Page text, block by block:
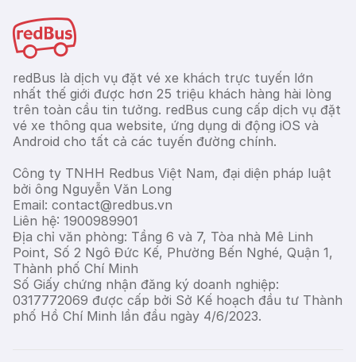
redBus là dịch vụ đặt vé xe khách trực tuyến lớn
nhất thế giới được hơn 25 triệu khách hàng hài lòng
trên toàn cầu tin tưởng. redBus cung cấp dịch vụ đặt
vé xe thông qua website, ứng dụng di động iOS và
Android cho tất cả các tuyến đường chính.
Công ty TNHH Redbus Việt Nam, đại diện pháp luật
bởi ông Nguyễn Văn Long
Email: contact@redbus.vn
Liên hệ: 1900989901
Địa chỉ văn phòng: Tầng 6 và 7, Tòa nhà Mê Linh
Point, Số 2 Ngô Đức Kế, Phường Bến Nghé, Quận 1,
Thành phố Chí Minh
Số Giấy chứng nhận đăng ký doanh nghiệp:
0317772069 được cấp bởi Sở Kế hoạch đầu tư Thành
phố Hồ Chí Minh lần đầu ngày 4/6/2023.